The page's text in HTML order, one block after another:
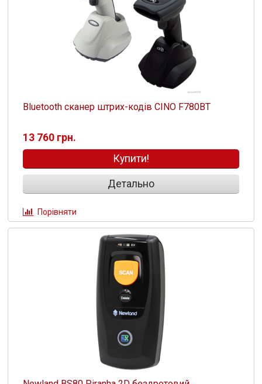
Bluetooth сканер штрих-кодів CINO F780BT
13 760 грн.
Купити!
Детально
Порівняти